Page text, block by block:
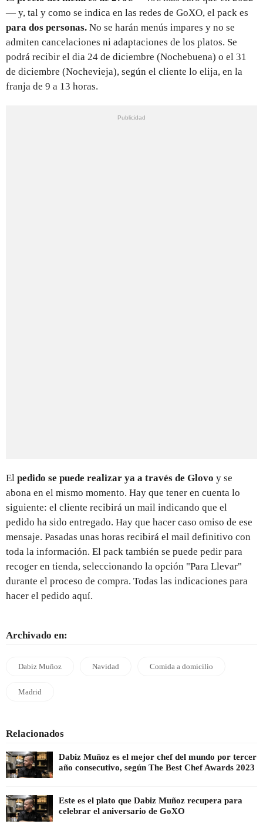
— y, tal y como se indica en las redes de GoXO, el pack es
para dos personas. No se harán menús impares y no se
admiten cancelaciones ni adaptaciones de los platos. Se
podrá recibir el dia 24 de diciembre (Nochebuena) o el 31
de diciembre (Nochevieja), según el cliente lo elija, en la
franja de 9 a 13 horas.
El pedido se puede realizar ya a través de Glovo y se
abona en el mismo momento. Hay que tener en cuenta lo
siguiente: el cliente recibirá un mail indicando que el
pedido ha sido entregado. Hay que hacer caso omiso de ese
mensaje. Pasadas unas horas recibirá el mail definitivo con
toda la información. El pack también se puede pedir para
recoger en tienda, seleccionando la opción "Para Llevar"
durante el proceso de compra. Todas las indicaciones para
hacer el pedido aquí.
Archivado en:
Dabiz Muñoz Navidad Comida a domicilio
Madrid
Relacionados
Dabiz Muñoz es el mejor chef del mundo por tercer
año consecutivo, según The Best Chef Awards 2023
Este es el plato que Dabiz Muñoz recupera para
celebrar el aniversario de GoXO